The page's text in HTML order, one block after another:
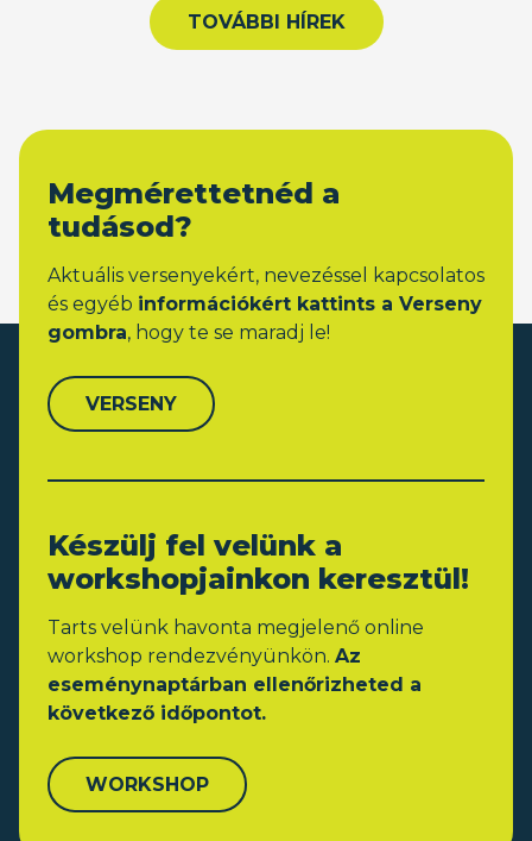
TOVÁBBI HÍREK
Megmérettetnéd a
tudásod?
Aktuális versenyekért, nevezéssel kapcsolatos
és egyéb információkért kattints a Verseny
gombra, hogy te se maradj le!
VERSENY
Készülj fel velünk a
workshopjainkon keresztül!
Tarts velünk havonta megjelenő online
workshop rendezvényünkön. Az
eseménynaptárban ellenőrizheted a
következő időpontot.
WORKSHOP